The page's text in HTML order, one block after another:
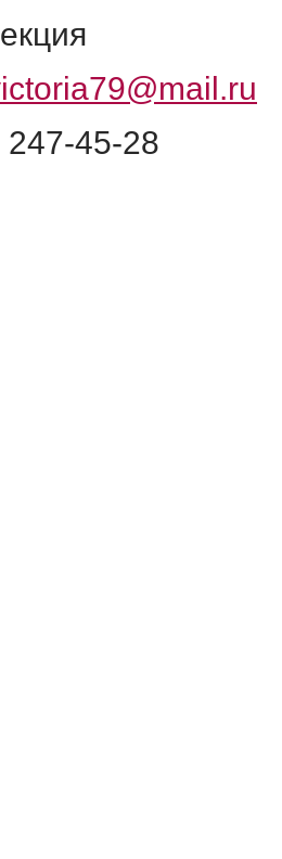
45-28